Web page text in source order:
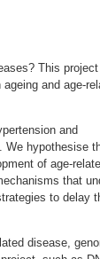
This project
and age-
and
We hypothesise
of age-
that
to delay
disease,